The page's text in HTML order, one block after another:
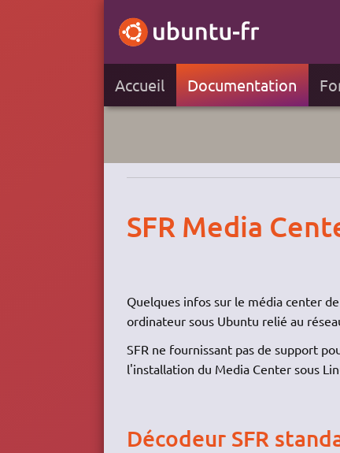
Accueil Documentation
SFR Media
Quelques infos sur le média center
ordinateur sous Ubuntu relié au
SFR ne fournissant pas de support
l'installation du Media Center sous
Décodeur SFR